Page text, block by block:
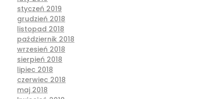
styczeń 2019
grudzień 2018
listopad 2018
październik 2018
wrzesień 2018
sierpień 2018
lipiec 2018
czerwiec 2018
maj 2018